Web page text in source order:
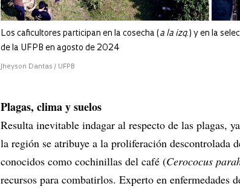
Los caficultores participan en la cosecha ( a la izq.) y en la
de la UFPB en agosto de 2024
Jheyson Dantas / UFPB
Plagas, clima y suelos
Resulta inevitable indagar al respecto de las plagas,
la región se atribuye a la proliferación descontrolada
conocidos como cochinillas del café (Cerococus
recursos para combatirlos. Experto en enfermedades